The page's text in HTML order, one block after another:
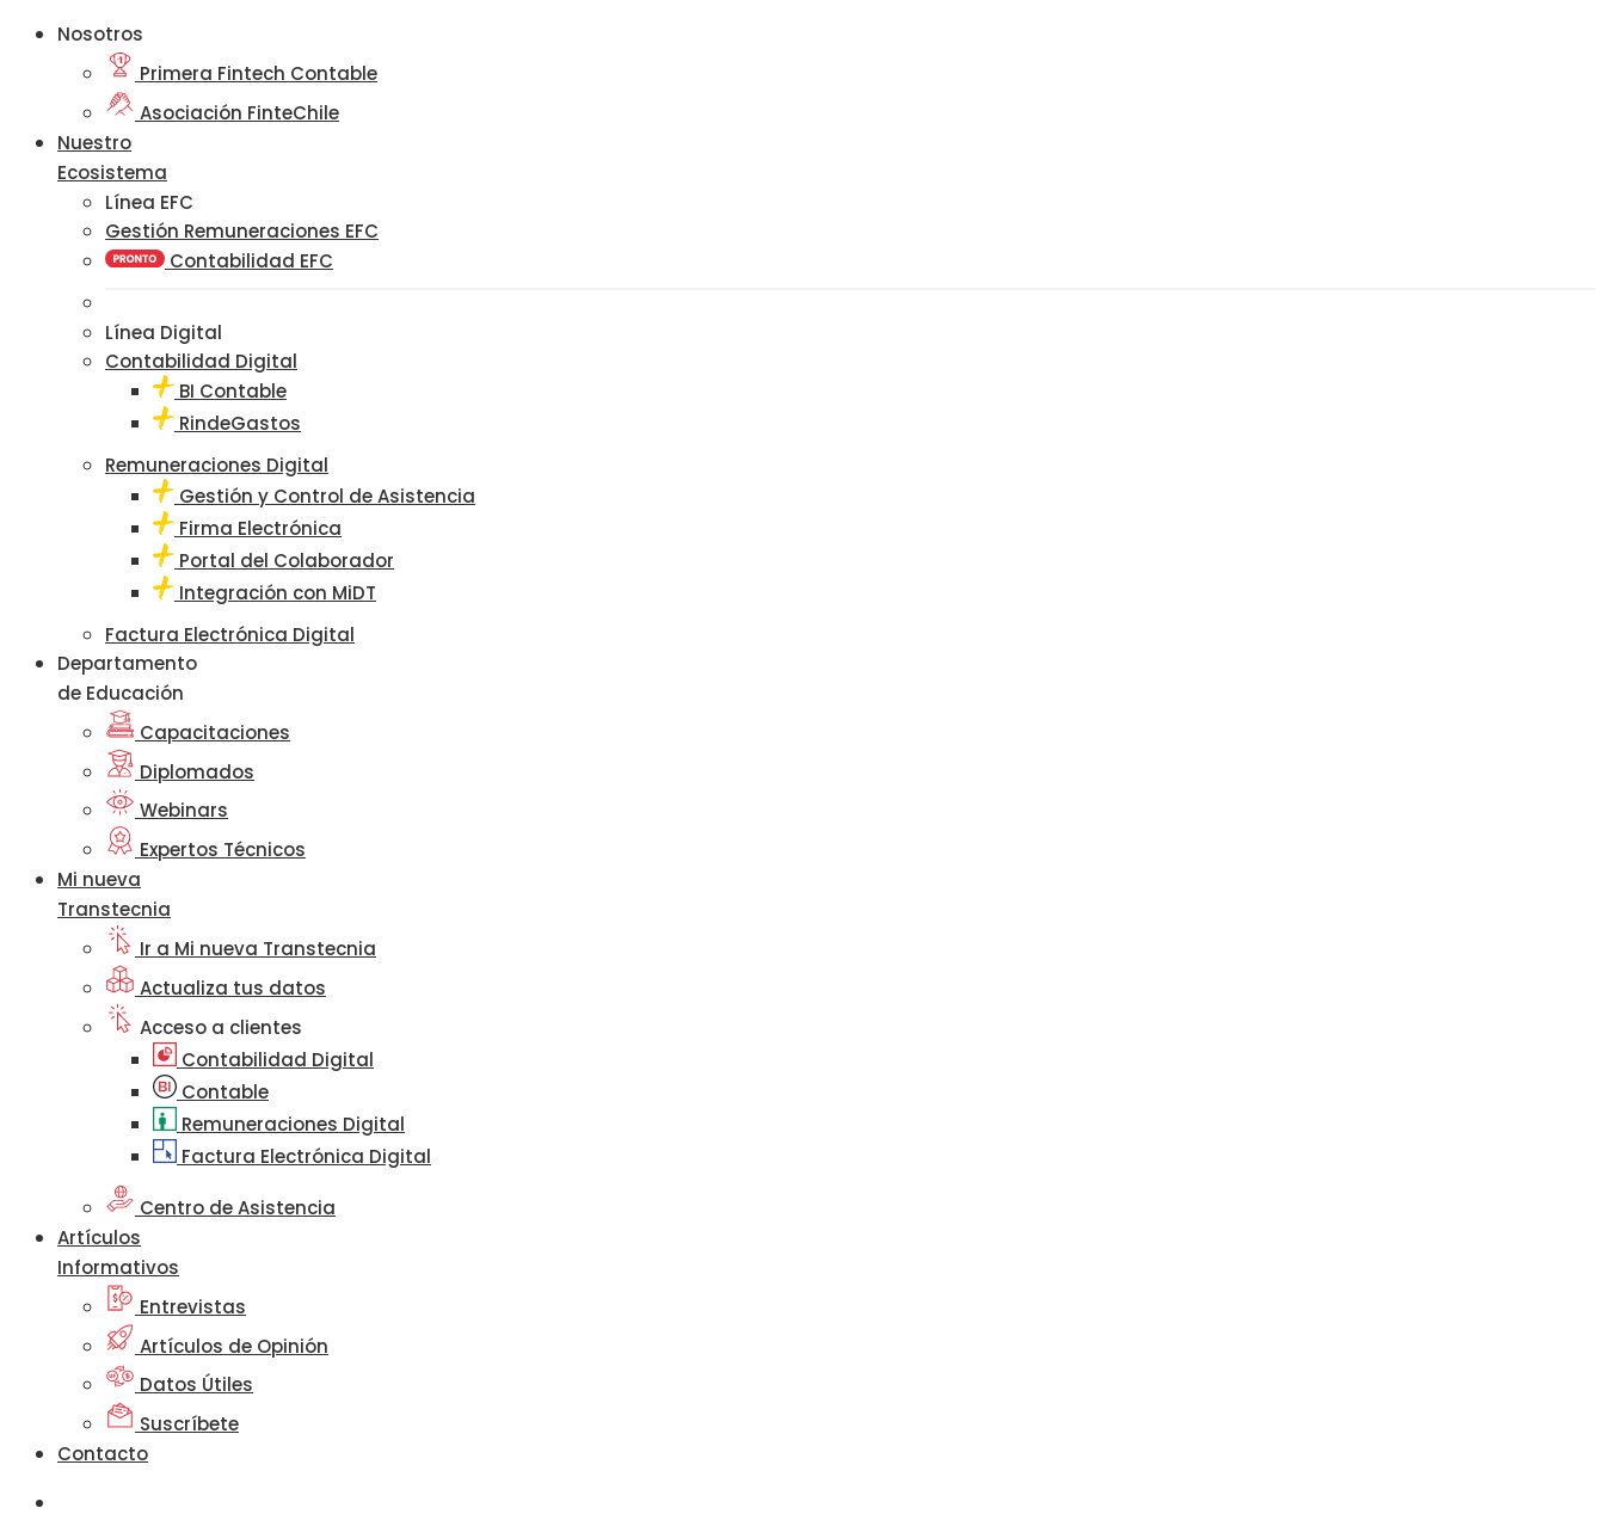
Nosotros
Primera Fintech Contable
Asociación FinteChile
Nuestro
Ecosistema
Línea EFC
Gestión Remuneraciones EFC
Contabilidad EFC
Línea Digital
Contabilidad Digital
BI Contable
RindeGastos
Remuneraciones Digital
Gestión y Control de Asistencia
Firma Electrónica
Portal del Colaborador
Integración con MiDT
Factura Electrónica Digital
Departamento
de Educación
Capacitaciones
Diplomados
Webinars
Expertos Técnicos
Mi nueva
Transtecnia
Ir a Mi nueva Transtecnia
Actualiza tus datos
Acceso a clientes
Contabilidad Digital
Contable
Remuneraciones Digital
Factura Electrónica Digital
Centro de Asistencia
Artículos
Informativos
Entrevistas
Artículos de Opinión
Datos Útiles
Suscríbete
Contacto